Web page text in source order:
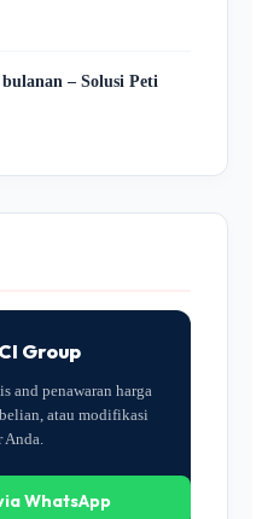
– Solusi Peti
Group
and penawaran harga
atau modifikasi
WhatsApp